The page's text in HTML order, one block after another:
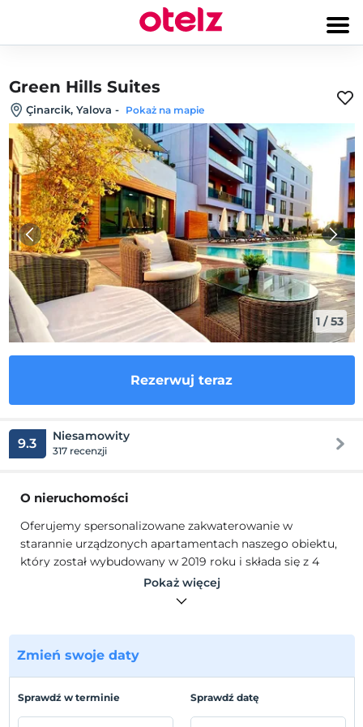
Green Hills Suites
Çinarcik, Yalova - Pokaż na mapie
1 /53
Rezerwuj teraz
9.3 Niesamowity
317 recenzji
O nieruchomości
Oferujemy spersonalizowane zakwaterowanie w
starannie urządzonych apartamentach naszego obiektu,
który został wybudowany w 2019 roku i składa się z 4
bloków na powierzchni 3500 m2. W naszym obiekcie, w
którym poczujesz się wyjątkowo, możesz zwiększyć
plaży latem, a także w naszym centrum fitness, spa i
miniklubie.
który został wybudowany w 2019 roku i składa się z 4
bloków na powierzchni 3500 m2. W naszym obiekcie, w
Pokaż więcej
Zmień swoje daty
Sprawdź w terminie Sprawdź datę